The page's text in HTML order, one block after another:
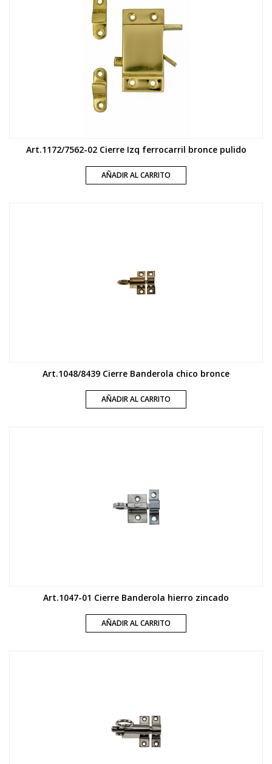
Art.1172/7562-02 Cierre Izq ferrocarril bronce pulido
AÑADIR AL CARRITO
Art.1048/8439 Cierre Banderola chico bronce
AÑADIR AL CARRITO
Art.1047-01 Cierre Banderola hierro zincado
AÑADIR AL CARRITO